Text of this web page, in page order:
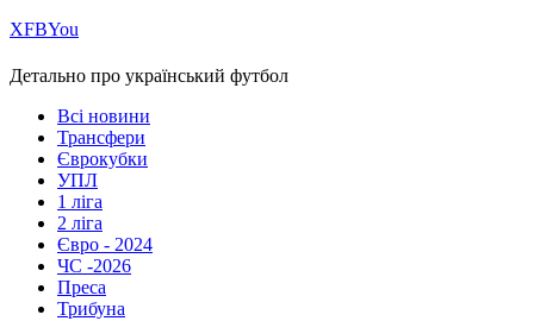
ХFBYou
Детально про український футбол
Всі новини
Трансфери
Єврокубки
УПЛ
1 ліга
2 ліга
Євро - 2024
ЧС -2026
Преса
Трибуна